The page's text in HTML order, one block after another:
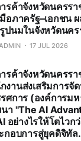
รค้าจังหวัดนครร
อภาครัฐ–เอกชน
ปนมในจังหวัดนค
17 JUL 2026
รค้าจังหวัดนครร
งานส่งเสริมการจั
ศการ (องค์การม
า "The AI
อย่างไรให้โตไวก
กอบการสู่ยุคดิจิทัล.